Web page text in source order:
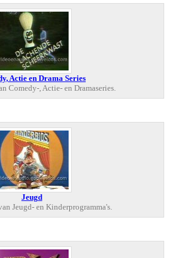
Actie en Drama Series
Comedy-, Actie- en Dramaseries.
Jeugd
Jeugd- en Kinderprogramma's.